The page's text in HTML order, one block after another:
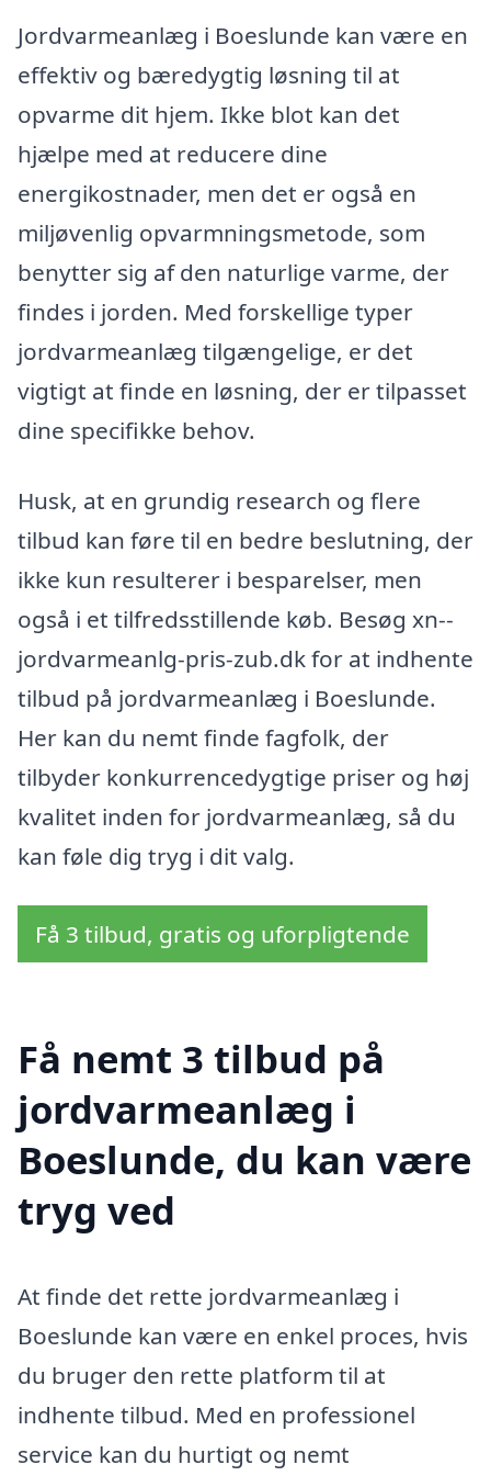
Jordvarmeanlæg i Boeslunde kan være en
effektiv og bæredygtig løsning til at
opvarme dit hjem. Ikke blot kan det
hjælpe med at reducere dine
energikostnader, men det er også en
miljøvenlig opvarmningsmetode, som
benytter sig af den naturlige varme, der
findes i jorden. Med forskellige typer
jordvarmeanlæg tilgængelige, er det
vigtigt at finde en løsning, der er tilpasset
dine specifikke behov.
Husk, at en grundig research og flere
tilbud kan føre til en bedre beslutning, der
ikke kun resulterer i besparelser, men
også i et tilfredsstillende køb. Besøg xn--
jordvarmeanlg-pris-zub.dk for at indhente
tilbud på jordvarmeanlæg i Boeslunde.
Her kan du nemt finde fagfolk, der
tilbyder konkurrencedygtige priser og høj
kvalitet inden for jordvarmeanlæg, så du
kan føle dig tryg i dit valg.
Få 3 tilbud, gratis og uforpligtende
Få nemt 3 tilbud på
jordvarmeanlæg i
Boeslunde, du kan være
tryg ved
At finde det rette jordvarmeanlæg i
Boeslunde kan være en enkel proces, hvis
du bruger den rette platform til at
indhente tilbud. Med en professionel
service kan du hurtigt og nemt